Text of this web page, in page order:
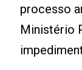
processo
Ministério